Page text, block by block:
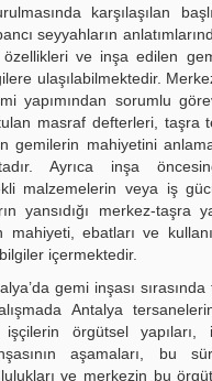
karşılaşılan
seyyahların
özellikleri ve inşa edilen
ulaşılabilmektedir.
yapımından sorumlu
masraf defterleri, taşra
gemilerin mahiyetini
Ayrıca inşa
malzemelerin veya iş
yansıdığı merkez-taşra
mahiyeti, ebatları ve
bilgiler içermektedir.
gemi inşası
Antalya
örgütsel yapıları,
aşamaları, bu
ve merkezin bu